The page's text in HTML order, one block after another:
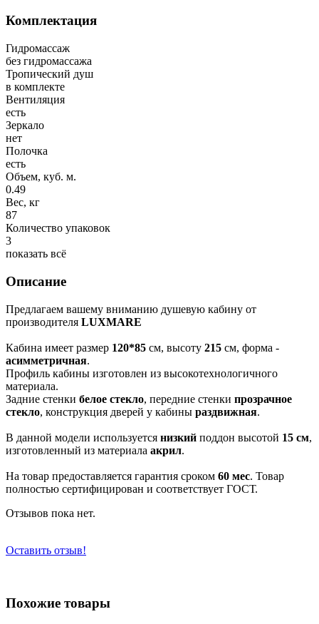
Комплектация
Гидромассаж
без гидромассажа
Тропический душ
в комплекте
Вентиляция
есть
Зеркало
нет
Полочка
есть
Объем, куб. м.
0.49
Вес, кг
87
Количество упаковок
3
показать всё
Описание
Предлагаем вашему вниманию душевую кабину от
производителя LUXMARE
Кабина имеет размер 120*85 см, высоту 215 см, форма -
асимметричная.
Профиль кабины изготовлен из высокотехнологичного
материала.
Задние стенки белое стекло, передние стенки прозрачное
стекло, конструкция дверей у кабины раздвижная.
В данной модели используется низкий поддон высотой 15 см,
изготовленный из материала акрил.
На товар предоставляется гарантия сроком 60 мес. Товар
полностью сертифицирован и соответствует ГОСТ.
Отзывов пока нет.
Оставить отзыв!
Похожие товары